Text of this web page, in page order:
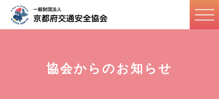
協会からのお知らせ